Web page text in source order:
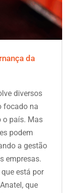
da
diversos
focado na
o país. Mas
podem
a gestão
empresas.
está por
que